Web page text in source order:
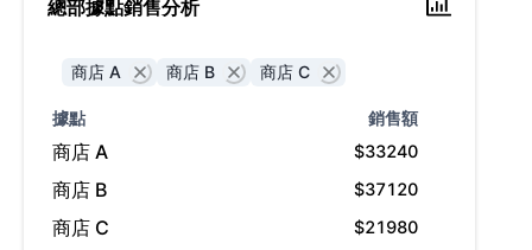
總部據點銷售分析
商店 A 商店 B 商店 C
據點 銷售額
商店 A $33240
商店 B $37120
商店 C $21980